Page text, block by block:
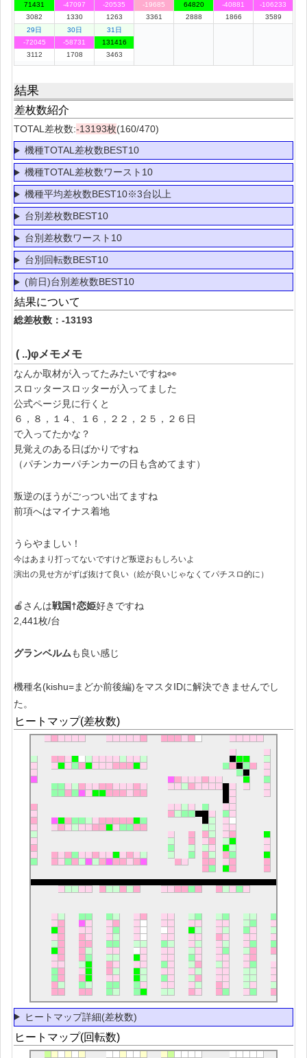
71431
3082
-47097
1330
-20535
1263
-19685
3361
64820
2888
-40881
1866
-106233
3589
29日
-72045
3112
30日
-58731
1708
31日
131416
3463
結果
差枚数紹介
TOTAL差枚数:-13193枚(160/470)
機種TOTAL差枚数BEST10
機種TOTAL差枚数ワースト10
機種平均差枚数BEST10※3台以上
台別差枚数BEST10
台別差枚数ワースト10
台別回転数BEST10
(前日)台別差枚数BEST10
結果について
総差枚数：-13193
( ..)φメモメモ
なんか取材が入ってたみたいですね👀
スロッタースロッターが入ってました
公式ページ見に行くと
６，８，１４、１６，２２，２５，２６日
で入ってたかな？
見覚えのある日ばかりですね
（パチンカーパチンカーの日も含めてます）
叛逆のほうがごっつい出てますね
前項へはマイナス着地
うらやましい！
今はあまり打ってないですけど叛逆おもしろいよ
演出の見せ方がずば抜けて良い（絵が良いじゃなくてパチスロ的に ）
🍎さんは戦国†恋姫好きですね
2,441枚/台
グランベルムも良い感じ
機種名(kishu=まどか前後編)をマスタIDに解決できませんでし
た。
ヒートマップ(差枚数)
ヒートマップ詳細(差枚数)
ヒートマップ(回転数)